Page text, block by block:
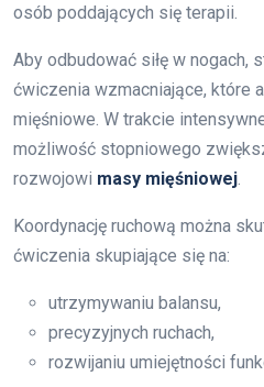
osób poddających się terapii.
Aby odbudować siłę w nogach,
ćwiczenia wzmacniające, które
mięśniowe. W trakcie
możliwość stopniowego
rozwojowi masy mięśniowej.
Koordynację ruchową można
ćwiczenia skupiające się na:
utrzymywaniu balansu,
precyzyjnych ruchach,
rozwijaniu umiejętności